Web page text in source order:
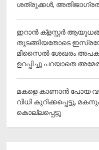
ശത്രുക്കൾ,
ഇറാന്‍ ക്‌ളസ്റ്റര്‍
തുടങ്ങിയതോടെ
മിസൈല്‍ ശേഖരം
ഉറപ്പിച്ചു പറയാതെ
മകളെ കാണാന്‍ പോയ
വിധി കുറിക്കപ്പെട്ടു,
കൊല്ലപ്പെട്ടു